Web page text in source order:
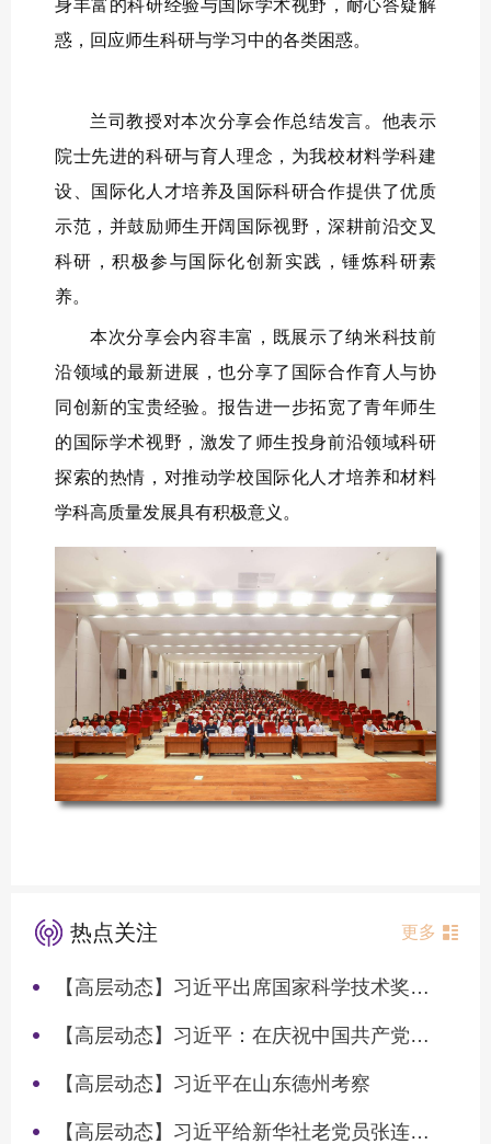
身丰富的科研经验与国际学术视野，耐心答疑解
惑，回应师生科研与学习中的各类困惑。
兰司教授对本次分享会作总结发言。他表示
院士先进的科研与育人理念，为我校材料学科建
设、国际化人才培养及国际科研合作提供了优质
示范，并鼓励师生开阔国际视野，深耕前沿交叉
科研，积极参与国际化创新实践，锤炼科研素
养。
本次分享会内容丰富，既展示了纳米科技前
沿领域的最新进展，也分享了国际合作育人与协
同创新的宝贵经验。报告进一步拓宽了青年师生
的国际学术视野，激发了师生投身前沿领域科研
探索的热情，对推动学校国际化人才培养和材料
学科高质量发展具有积极意义。
热点关注 更多
【高层动态】习近平出席国家科学技术奖励大会两院院士大会中国科协第十一次全国代表大会并发表重要讲话
【高层动态】习近平：在庆祝中国共产党成立105周年大会上的讲话
【高层动态】习近平在山东德州考察
【高层动态】习近平给新华社老党员张连生回信强调 传承红色基因 在新征程上书写优异答卷